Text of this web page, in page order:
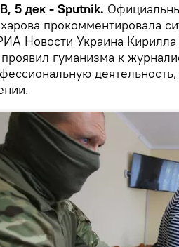
5 дек - Sputnik.
прокомментировала
Новости Украина
гуманизма к